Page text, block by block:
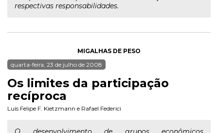
respectivas responsabilidades.
MIGALHAS DE PESO
quarta-feira, 23 de julho de 2008
Os limites da participação
recíproca
Luís Felipe F. Kietzmann e Rafael Federici